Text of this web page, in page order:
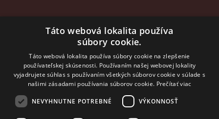
sales@rosler.sk
Regionálni zástupcovia
Západ a stred:
+421 903 728 402
Východ
mobil: +421 901 728 409
Táto webová lokalita používa
súbory cookie.
Táto webová lokalita používa súbory cookie na zlepšenie
používateľskej skúsenosti. Používaním našej webovej lokality
vyjadrujete súhlas s používaním všetkých súborov cookie v súlade s
našimi zásadami používania súborov cookie. Prečítať viac
NEVYHNUTNE POTREBNÉ VÝKONNOSŤ